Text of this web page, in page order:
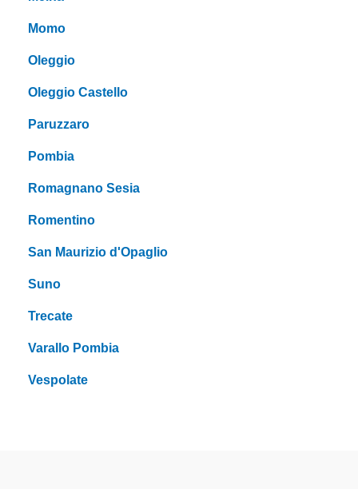
Momo
Oleggio
Oleggio Castello
Paruzzaro
Pombia
Romagnano Sesia
Romentino
San Maurizio d'Opaglio
Suno
Trecate
Varallo Pombia
Vespolate